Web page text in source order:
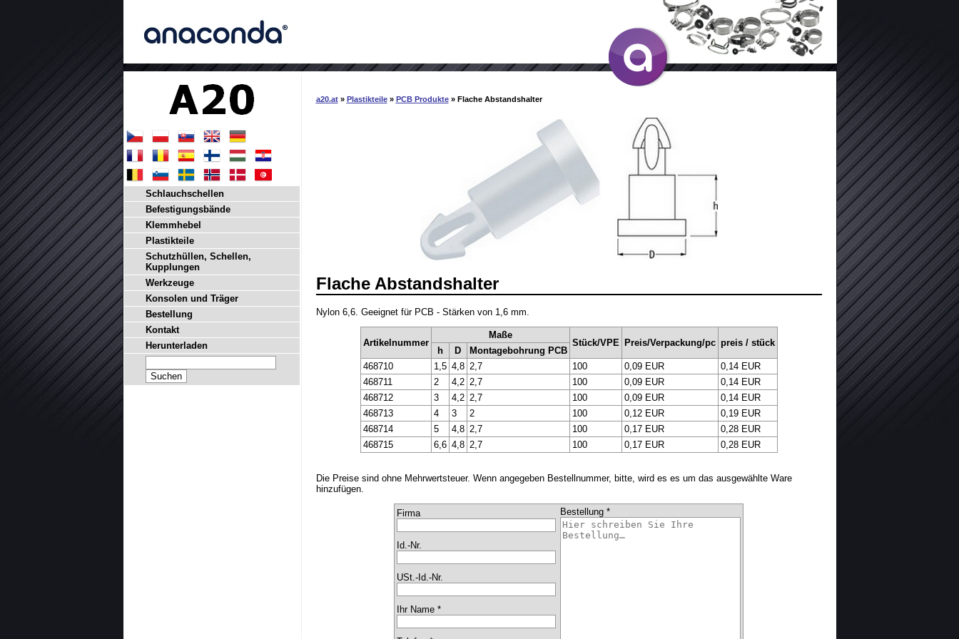
a20.at» Plastikteile» PCB Produkte» Flache Abstandshalter
Flache Abstandshalter
Nylon 6,6. Geeignet für PCB - Stärken von 1,6 mm.
Artikelnummer
Maße
Stück/VPE Preis/Verpackung/pc preis / stück
h D
Montagebohrung PCB
468710
1,5 4,8 2,7 100 0,09 EUR
0,14 EUR
468711
2 4,2 2,7 100 0,09 EUR
0,14 EUR
468712
3 4,2 2,7 100 0,09 EUR
0,14 EUR
468713
4 3 2 100 0,12 EUR
0,19 EUR
468714
5 4,8 2,7 100 0,17 EUR
0,28 EUR
468715
6,6 4,8 2,7 100 0,17 EUR 0,28 EUR
Die Preise sind ohne Mehrwertsteuer. Wenn angegeben Bestellnummer, bitte, wird es es um das ausgewählte Ware
hinzufügen.
Firma Bestellung *
Id.-Nr.
USt.-Id.-Nr.
Ihr Name *
Schlauchschellen
Befestigungsbände
Klemmhebel
Plastikteile
Schutzhüllen, Schellen,
Kupplungen
Werkzeuge
Konsolen und Träger
Bestellung
Kontakt
Herunterladen